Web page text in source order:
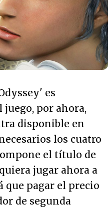
es
juego, por ahora,
disponible en
los cuatro
el título de
jugar ahora a
que pagar el precio
de segunda